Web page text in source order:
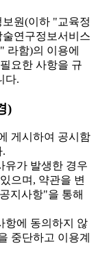
원(이하 "교육정
연구정보서비스
라함)의 이용에
요한 사항을 규
다.
)
게시하여 공시함
.
가 발생한 경우
으며, 약관을 변
지사항"을 통해
에 동의하지 않
중단하고 이용계